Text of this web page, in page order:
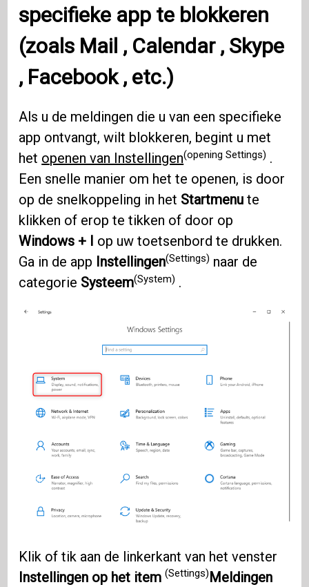
specifieke app te blokkeren
(zoals Mail , Calendar, Skype
, Facebook, etc.)
Als u de meldingen die u van een specifieke
app ontvangt, wilt blokkeren, begint u met
het openen van Instellingen(opening Settings) .
Een snelle manier om het te openen, is door
op de snelkoppeling in het Startmenu te
klikken of erop te tikken of door op
Windows + I op uw toetsenbord te drukken.
Ga in de app Instellingen(Settings) naar de
categorie Systeem(System) .
Klik of tik aan de linkerkant van het venster
Instellingen op het item(Settings) Meldingen